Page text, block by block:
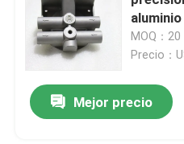
Piezas del moldeo a
A presión las piezas de la
MOQ：
Precio：
Mejor precio